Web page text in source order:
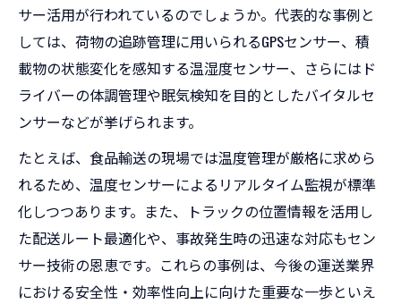
サー活用が行われているのでしょうか。代表的な事例と
しては、荷物の追跡管理に用いられるGPSセンサー、積
載物の状態変化を感知する温湿度センサー、さらにはド
ライバーの体調管理や眠気検知を目的としたバイタルセ
ンサーなどが挙げられます。
たとえば、食品輸送の現場では温度管理が厳格に求めら
れるため、温度センサーによるリアルタイム監視が標準
化しつつあります。また、トラックの位置情報を活用し
た配送ルート最適化や、事故発生時の迅速な対応もセン
サー技術の恩恵です。これらの事例は、今後の運送業界
における安全性・効率性向上に向けた重要な一歩といえ